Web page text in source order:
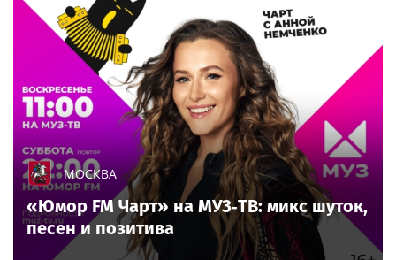
МОСКВА
«Юмор FM Чарт» на МУЗ‑ТВ: микс шуток,
песен и позитива